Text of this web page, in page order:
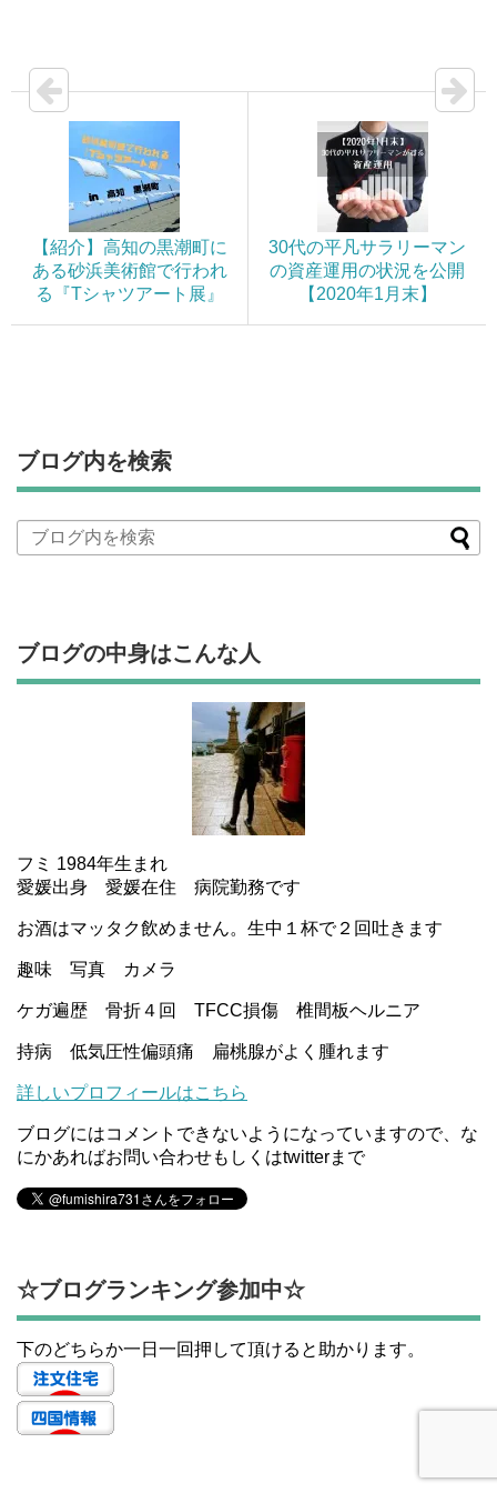
【紹介】高知の黒潮町に
ある砂浜美術館で行われ
る『Tシャツアート展』
30代の平凡サラリーマン
の資産運用の状況を公開
【2020年1月末】
ブログ内を検索
ブログの中身はこんな人
フミ 1984年生まれ
愛媛出身 愛媛在住 病院勤務です
お酒はマッタク飲めません。生中１杯で２回吐きます
趣味 写真 カメラ
ケガ遍歴 骨折４回 TFCC損傷 椎間板ヘルニア
持病 低気圧性偏頭痛 扁桃腺がよく腫れます
詳しいプロフィールはこちら
ブログにはコメントできないようになっていますので、な
にかあればお問い合わせもしくはtwitterまで
☆ブログランキング参加中☆
下のどちらか一日一回押して頂けると助かります。